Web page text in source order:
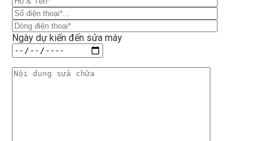
Ngày dự kiến đến sửa máy